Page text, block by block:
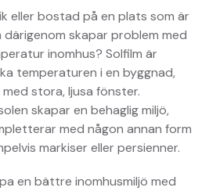
eller bostad på en plats som är
skapar problem med
inomhus? Solfilm är
temperaturen i en byggnad,
stora, ljusa fönster.
skapar en behaglig miljö,
med någon annan form
markiser eller persienner.
en bättre inomhusmiljö med